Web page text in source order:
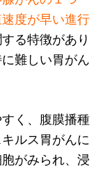
度が早い進行
る特徴があり
難しい胃がん
く、腹膜播種
ルス胃がんに
がみられ、浸